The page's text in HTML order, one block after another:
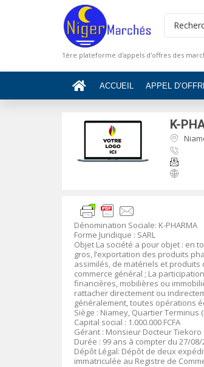
1ère plateforme d'appels d'offres des
ACCUEIL APPEL
K-
Dénomination Sociale: K-PHARMA
Forme Juridique : SARL
Objet La société a pour objet : en
gros, l’exportation des produits
assimilés, de matériels et produits
commerce général ; La
financières, mobilières ou
rattacher directement ou
généralement, toutes opérations
Siège : Niamey, Quartier Terminus
Capital social : 1.000.000 FCFA
Gérant : Monsieur Docteur
Durée : 99 ans à compter du 27/08/
Dépôt Légal: Dépôt de deux
immatriculée au Registre de